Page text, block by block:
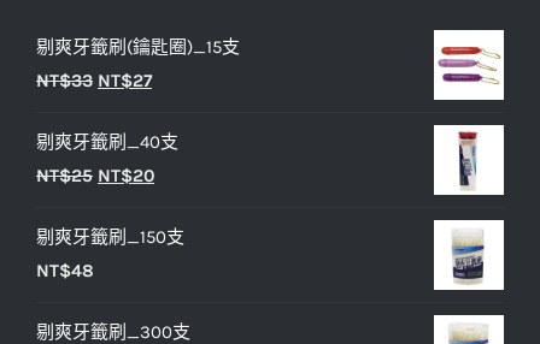
剔爽牙籤刷(鑰匙圈)_15支
NT$33 原
價
格：
NT$27目
價
格：
剔爽牙籤刷_40支
NT$25 原
價
NT$20目
價
剔爽牙籤刷_150支
NT$48
剔爽牙籤刷_300支